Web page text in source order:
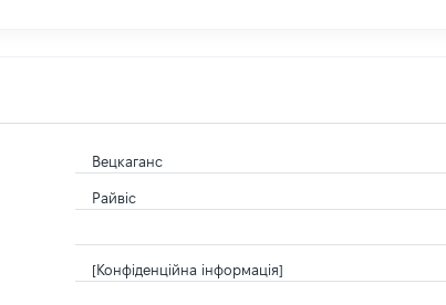
Вецкаганс
Райвіс
[Конфіденційна інформація]